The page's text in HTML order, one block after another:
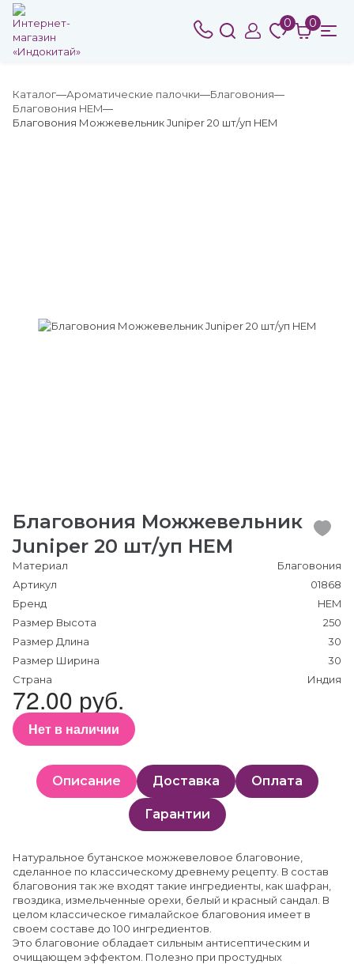
0 0
Каталог Ароматические палочки
Благовония
Благовония HEM
Благовония Можжевельник Juniper 20 шт/уп HEM
Благовония Можжевельник
Juniper 20 шт/уп HEM
Материал
Благовония
Артикул
01868
Бренд
HEM
Размер Высота
250
Размер Длина
30
Размер Ширина
30
Страна
Индия
72.00 руб.
Нет в наличии
Описание Доставка Оплата
Гарантии
Натуральное бутанское можжевеловое благовоние,
сделанное по классическому древнему рецепту. В состав
благовония так же входят такие ингредиенты, как шафран,
гвоздика, измельченные орехи, белый и красный сандал. В
целом классическое гималайское благовония имеет в
своем составе до 100 ингредиентов.
Это благовоние обладает сильным антисептическим и
очищающем эффектом. Полезно при простудных